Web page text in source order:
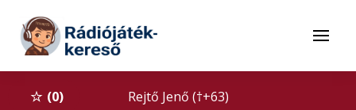
Tovább a tartalomhoz
Menü
0 Rejtő Jenő (†+63)